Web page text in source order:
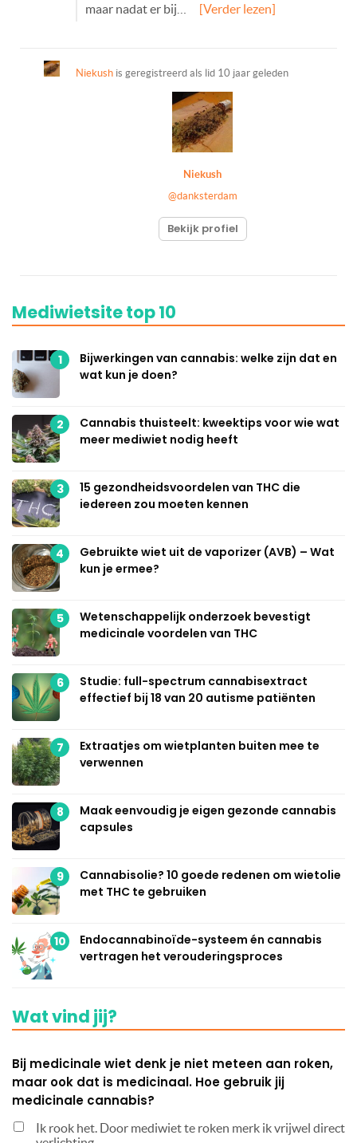
maar nadat er bij…
[Verder lezen]
Niekush is geregistreerd als lid 10 jaar geleden
Niekush
@danksterdam
Bekijk profiel
Mediwietsite top 10
1
Bijwerkingen van cannabis: welke zijn dat en
wat kun je doen?
2
Cannabis thuisteelt: kweektips voor wie wat
meer mediwiet nodig heeft
3
15 gezondheidsvoordelen van THC die
iedereen zou moeten kennen
4
Gebruikte wiet uit de vaporizer (AVB) – Wat
kun je ermee?
5
Wetenschappelijk onderzoek bevestigt
medicinale voordelen van THC
6
Studie: full-spectrum cannabisextract
effectief bij 18 van 20 autisme patiënten
7
Extraatjes om wietplanten buiten mee te
verwennen
8
Maak eenvoudig je eigen gezonde cannabis
capsules
9
Cannabisolie? 10 goede redenen om wietolie
met THC te gebruiken
10
Endocannabinoïde-systeem én cannabis
vertragen het verouderingsproces
Wat vind jij?
Bij medicinale wiet denk je niet meteen aan roken,
maar ook dat is medicinaal. Hoe gebruik jij
medicinale cannabis?
Ik rook het. Door mediwiet te roken merk ik vrijwel direct